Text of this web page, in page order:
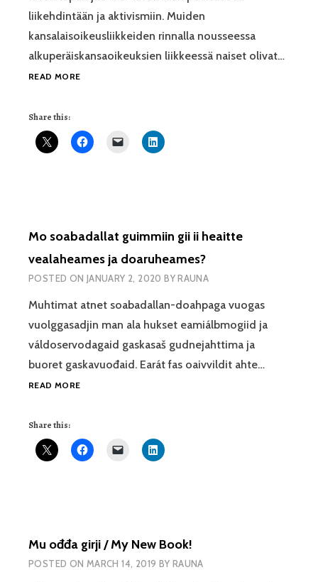
liikehdintään ja aktivismiin. Muiden
kansalaisoikeusliikkeiden rinnalla nousseessa
alkuperäiskansaoikeuksien liikkeessä naiset olivat…
READ MOREKOHTI
ALKUPERÄISKANSAFEMINISMIÄ
VALTIOIDEN
Share this:
Mo soabadallat guimmiin gii ii heaitte
vealaheames ja doaruheames?
POSTED ON JANUARY 2, 2020 BYRAUNA
Muhtimat atnet soabadallan-doahpaga vuogas
vuolggasadjin man ala hukset eamiálbmogiid ja
váldoservodagaid gaskasaš gudnejahttima ja
buoret gaskavuođaid. Earát fas oaivvildit ahte…
READ MOREMO
II
HEAITTE
Share this:
Mu ođđa girji / My New Book!
POSTED ON MARCH 14, 2019 BY RAUNA